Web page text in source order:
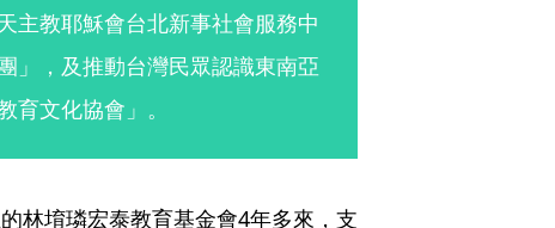
主教耶穌會台北新事社會服務中
」，及推動台灣民眾認識東南亞
文化協會」。
林堉璘宏泰教育基金會4年多來，支